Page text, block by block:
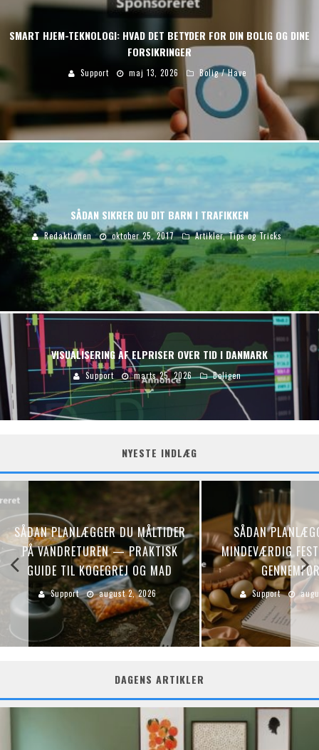
SMART HJEM-TEKNOLOGI: HVAD DET BETYDER FOR DIN BOLIG OG DINE
FORSIKRINGER
Support maj 13, 2026 Bolig / Have
SÅDAN SIKRER DU DIT BARN I TRAFIKKEN
Redaktionen oktober 25, 2017 Artikler,Tips og Tricks
VISUALISERING AF ELPRISER OVER TID I DANMARK
Support marts 25, 2026 Boligen
NYESTE INDLÆG
SÅDAN PLANLÆGGER DU MÅLTIDER
PÅ VANDRETUREN — PRAKTISK
GUIDE TIL KOGEGREJ OG MAD
Support august 2, 2026
SÅDAN
MINDEVÆRDIG
Support
DAGENS ARTIKLER